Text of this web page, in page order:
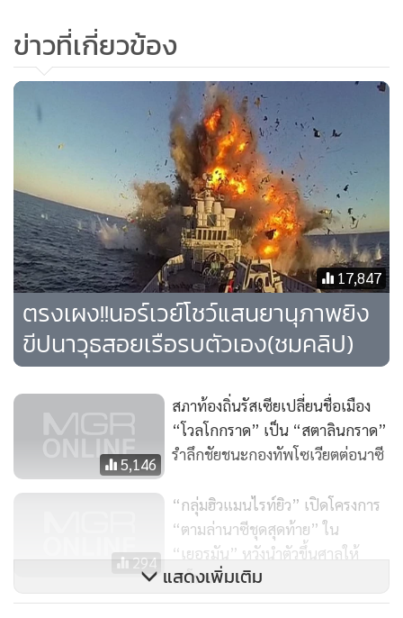
สมาชิกกองทัพนาซี ที่ศูนย์ซีโมน เวียเซนทาว ที่กรุงเยรูซาเลม
บอกกับเอพี” ถึงแม้แต่ในเยอรมนี ...ถ้าเขาเป็นหัวหน้าหน่วย ถึง
แม้ว่าจะไม่มีภาพหลักฐานตอนที่เขาเหนี่ยวไกปืน ยังไงคาร์คอร์
กก็ต้องรับผิดชอบต่อสิ่งที่เขาได้ก่อขึ้น”
รัฐมนตรีช่วยมหาดไทยที่เป็นหัวหน้าของสำนักอัยการเยอรมนี โท
มัส วิล เผยกับเอพีว่า เขาสนใจที่จะรวบรวมหลักฐานเพื่อดำเนิน
คดีกับ ไมเคิล คาร์คอร์ก
69 ปี หลังจากสงครามโลกครั้งที่ 2 รัฐบาลเยอรมนียังคงมีความ
พยายามที่จะตามล่าอาชญากรนาซีเหล่านี้ ในเดือนเมษายนที่
ผ่านมานี้ เยอรมนีประสบความสำเร็จในการแกะรอยอดีตกองทัพ
นาซีราว 50 คน ซึ่งเป็นเจ้าหน้าที่ประจำคุกเอาต์วิช โดยอดีตเจ้า
ในช่วงสงครามโลกครั้งที่ 2 กองทัพอเมริกาเป็นผู้กลั่นกรองการ
ออกวีซ่าให้ชาวต่างชาติ ซึ่งจากบันทึกไม่พบว่าข้อมูลของคาร์คอร์
กน่าสงสัยแต่อย่างใด แต่มีสิ่งที่น่าสังเกตว่าข้อมูลทางฝั่งอดีต
สหภาพโซเวียตในสมัยนั้นขาดการยืนยันของตัวบุคคลและไม่
สามารถได้ข้อมูลแน่ชัดจากถิ่นเมืองที่เขาอาศัยอยู่
คาร์คอร์กพร้อมลูกชาย 2 คน อพยพเข้ามาอาศัยอยู่ที่มินนิโซตา
ข่าวที่เกี่ยวข้อง
17,847
ตรงเผง!!นอร์เวย์โชว์แสนยานุภาพยิง
ขีปนาวุธสอยเรือรบตัวเอง(ชมคลิป)
5,146
สภาท้องถิ่นรัสเซียเปลี่ยนชื่อเมือง
“โวลโกกราด” เป็น “สตาลินกราด”
รำลึกชัยชนะกองทัพโซเวียตต่อนาซี
294
“กลุ่มฮิวแมนไรท์ยิว” เปิดโครงการ
“ตามล่านาซีชุดสุดท้าย” ใน
“เยอรมัน” หวังนำตัวขึ้นศาลให้
ลงโทษ
แสดงเพิ่มเติม